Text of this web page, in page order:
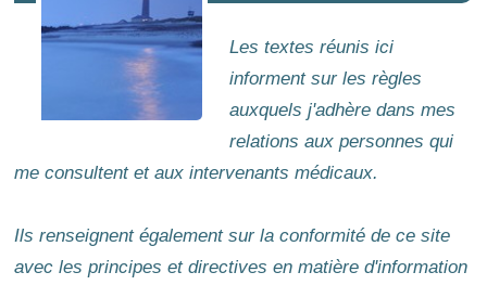
Les textes réunis ici
informent sur les règles
auxquels j'adhère dans mes
relations aux personnes qui
me consultent et aux intervenants médicaux.
Ils renseignent également sur la conformité de ce site
avec les principes et directives en matière d'information